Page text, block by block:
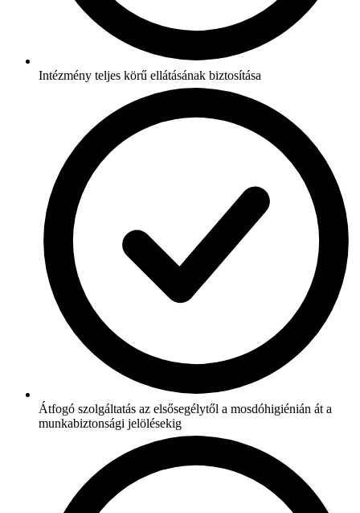
Intézmény teljes körű ellátásának biztosítása
Átfogó szolgáltatás az elsősegélytől a mosdóhigiénián át a
munkabiztonsági jelölésekig